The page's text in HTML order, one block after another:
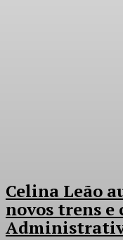
Celina Leão
novos trens e